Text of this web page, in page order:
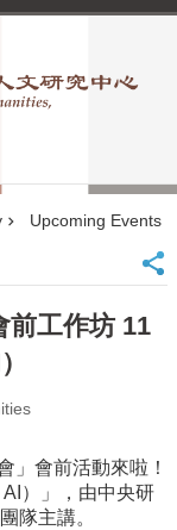
Upcoming Events
前工作坊 11
」會前活動來啦！
）」，由中央研
隊主講。